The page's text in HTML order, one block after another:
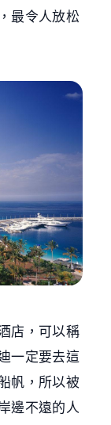
最令人放松
店，可以稱
一定要去這
帆，所以被
邊不遠的人